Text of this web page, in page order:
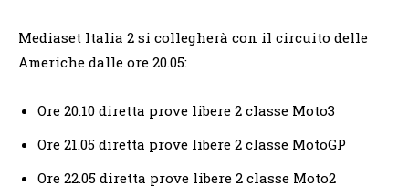
Mediaset Italia 2 si collegherà con il circuito delle
Americhe dalle ore 20.05:
Ore 20.10 diretta prove libere 2 classe Moto3
Ore 21.05 diretta prove libere 2 classe MotoGP
Ore 22.05 diretta prove libere 2 classe Moto2